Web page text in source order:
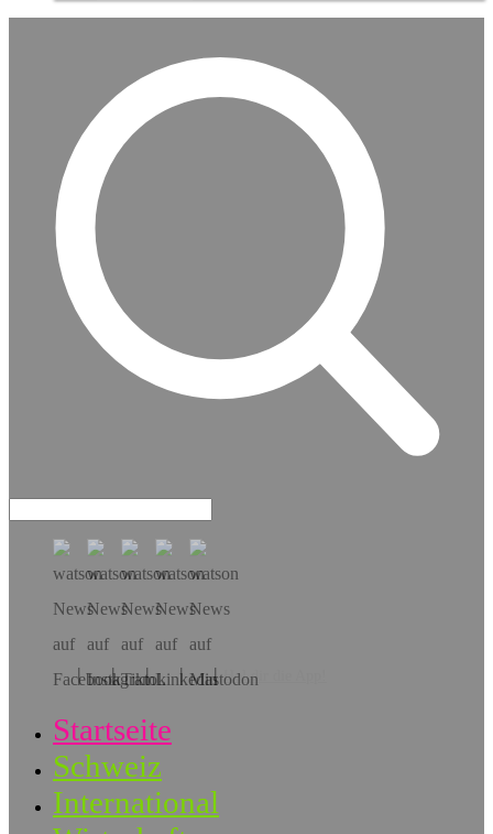
Hol dir die App!
Startseite
Schweiz
International